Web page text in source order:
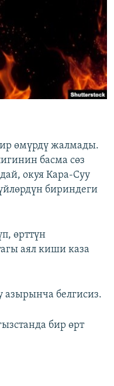
өмүрдү жалмады.
басма сөз
окуя Кара-Суу
бириндеги
өрттүн
аял киши каза
азырынча белгисиз.
бир өрт